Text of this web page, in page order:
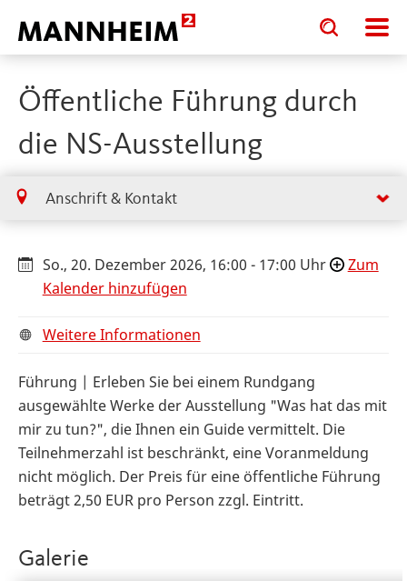
Toggle
search
input
Toggle
search
input
Öffentliche Führung durch
die NS-Ausstellung
Anschrift & Kontakt
So., 20. Dezember 2026, 16:00 - 17:00 Uhr
Zum
Kalender hinzufügen
Weitere Informationen
Führung | Erleben Sie bei einem Rundgang
ausgewählte Werke der Ausstellung "Was hat das mit
mir zu tun?", die Ihnen ein Guide vermittelt. Die
Teilnehmerzahl ist beschränkt, eine Voranmeldung
nicht möglich. Der Preis für eine öffentliche Führung
beträgt 2,50 EUR pro Person zzgl. Eintritt.
Galerie